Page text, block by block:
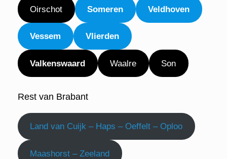
Oirschot Someren Veldhoven
Vessem Vlierden
Valkenswaard Waalre Son
Rest van Brabant
Land van Cuijk – Haps – Oeffelt – Oploo
Maashorst – Zeeland